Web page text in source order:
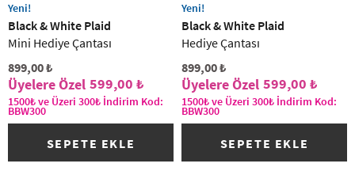
Yeni!
Black & White Plaid
Mini Hediye Çantası
899,00 ₺
599,00 ₺
1500₺ ve Üzeri 300₺ İndirim Kod:
BBW300
SEPETE EKLE
Yeni!
Black & White Plaid
Hediye Çantası
899,00 ₺
599,00 ₺
1500₺ ve Üzeri 300₺ İndirim Kod:
BBW300
SEPETE EKLE